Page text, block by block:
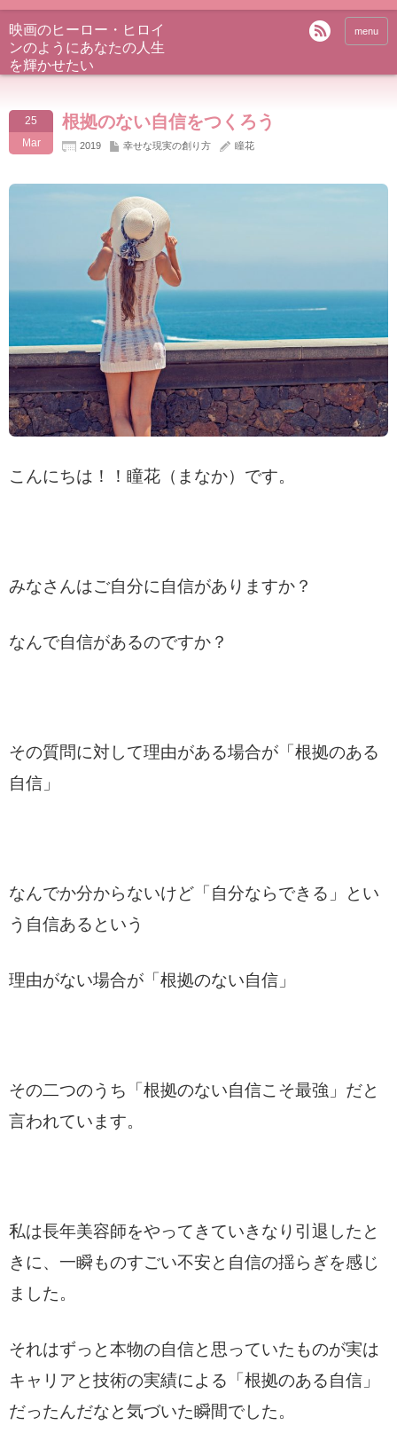
映画のヒーロー・ヒロイ
ンのようにあなたの人生
を輝かせたい
menu
25
Mar
根拠のない自信をつくろう
2019 幸せな現実の創り方 瞳花
こんにちは！！瞳花（まなか）です。
みなさんはご自分に自信がありますか？
なんで自信があるのですか？
その質問に対して理由がある場合が「根拠のある
自信」
なんでか分からないけど「自分ならできる」とい
う自信あるという
理由がない場合が「根拠のない自信」
その二つのうち「根拠のない自信こそ最強」だと
言われています。
私は長年美容師をやってきていきなり引退したと
きに、一瞬ものすごい不安と自信の揺らぎを感じ
ました。
それはずっと本物の自信と思っていたものが実は
キャリアと技術の実績による「根拠のある自信」
だったんだなと気づいた瞬間でした。